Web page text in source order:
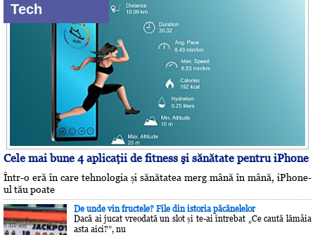
Tech
Cele mai bune 4 aplicaţii de fitness şi sănătate pentru iPhone
Într-o eră în care tehnologia și sănătatea merg mână în mână, iPhone-
ul tău poate
De unde vin fructele? File din istoria păcănelelor
Dacă ai jucat vreodată un slot și te-ai întrebat „Ce caută lămâia
asta aici?”, nu